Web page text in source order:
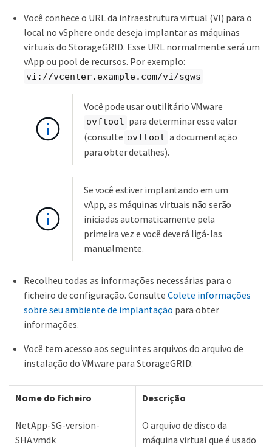
Você conhece o URL da infraestrutura virtual (VI) para o
local no vSphere onde deseja implantar as máquinas
virtuais do StorageGRID. Esse URL normalmente será um
vApp ou pool de recursos. Por exemplo:
vi://vcenter.example.com/vi/sgws
Você pode usar o utilitário VMware
ovftool para determinar esse valor
(consulte ovftool a documentação
para obter detalhes).
Se você estiver implantando em um
vApp, as máquinas virtuais não serão
iniciadas automaticamente pela
primeira vez e você deverá ligá-las
manualmente.
Recolheu todas as informações necessárias para o
ficheiro de configuração. Consulte Colete informações
sobre seu ambiente de implantação para obter
informações.
Você tem acesso aos seguintes arquivos do arquivo de
instalação do VMware para StorageGRID:
Nome do ficheiro Descrição
NetApp-SG-version-
SHA.vmdk
O arquivo de disco da
máquina virtual que é usado